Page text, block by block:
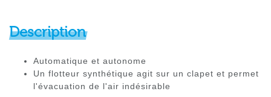
Description
Automatique et autonome
Un flotteur synthétique agit sur un clapet et permet
l'évacuation de l'air indésirable